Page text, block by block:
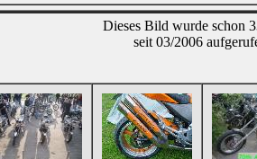
Dieses Bild wurde schon
seit 03/2006